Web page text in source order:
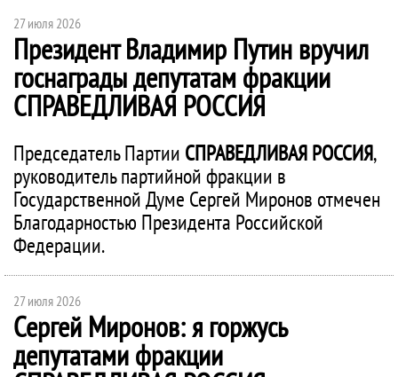
27 июля 2026
Президент Владимир Путин вручил
госнаграды депутатам фракции
СПРАВЕДЛИВАЯ РОССИЯ
Председатель Партии СПРАВЕДЛИВАЯ РОССИЯ,
руководитель партийной фракции в
Государственной Думе Сергей Миронов отмечен
Благодарностью Президента Российской
Федерации.
27 июля 2026
Сергей Миронов: я горжусь
депутатами фракции